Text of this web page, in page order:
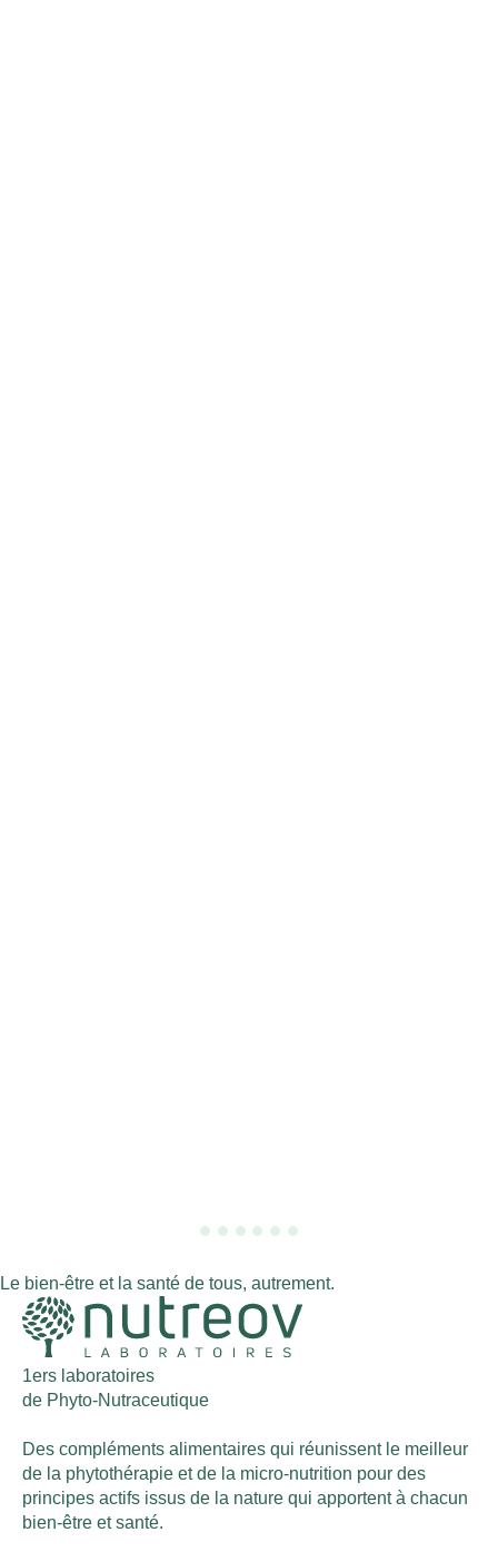
Le bien-être et la santé de tous, autrement.
1ers laboratoires
de Phyto-Nutraceutique
Des compléments alimentaires qui réunissent le meilleur
de la phytothérapie et de la micro-nutrition pour des
principes actifs issus de la nature qui apportent à chacun
bien-être et santé.